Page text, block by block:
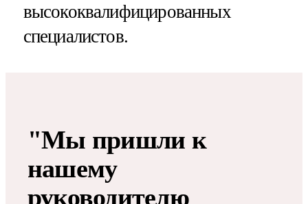
высококвалифицированных
специалистов.
"Мы пришли к
нашему
руководителю